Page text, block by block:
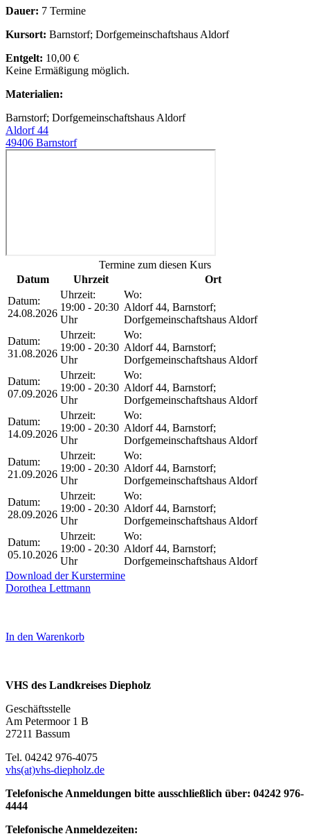
Dauer: 7 Termine
Kursort: Barnstorf; Dorfgemeinschaftshaus Aldorf
Entgelt: 10,00 €
Keine Ermäßigung möglich.
Materialien:
Barnstorf; Dorfgemeinschaftshaus Aldorf
Aldorf 44
49406 Barnstorf
Termine zum diesen Kurs
Datum
Uhrzeit
Ort
Datum:
24.08.2026
Uhrzeit:
19:00 - 20:30
Uhr
Wo:
Aldorf 44, Barnstorf;
Dorfgemeinschaftshaus Aldorf
Datum:
31.08.2026
Uhrzeit:
19:00 - 20:30
Uhr
Wo:
Aldorf 44, Barnstorf;
Dorfgemeinschaftshaus Aldorf
Datum:
07.09.2026
Uhrzeit:
19:00 - 20:30
Uhr
Wo:
Aldorf 44, Barnstorf;
Dorfgemeinschaftshaus Aldorf
Datum:
14.09.2026
Uhrzeit:
19:00 - 20:30
Uhr
Wo:
Aldorf 44, Barnstorf;
Dorfgemeinschaftshaus Aldorf
Datum:
21.09.2026
Uhrzeit:
19:00 - 20:30
Uhr
Wo:
Aldorf 44, Barnstorf;
Dorfgemeinschaftshaus Aldorf
Datum:
28.09.2026
Uhrzeit:
19:00 - 20:30
Uhr
Wo:
Aldorf 44, Barnstorf;
Dorfgemeinschaftshaus Aldorf
Datum:
05.10.2026
Uhrzeit:
19:00 - 20:30
Uhr
Wo:
Aldorf 44, Barnstorf;
Dorfgemeinschaftshaus Aldorf
Download der Kurstermine
Dorothea Lettmann
In den Warenkorb
VHS des Landkreises Diepholz
Geschäftsstelle
Am Petermoor 1 B
27211 Bassum
Tel. 04242 976-4075
vhs(at)vhs-diepholz.de
Telefonische Anmeldungen bitte ausschließlich über: 04242 976-
4444
Telefonische Anmeldezeiten: